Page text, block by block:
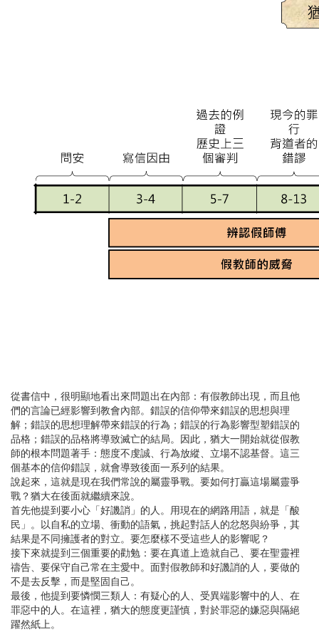
從書信中，很明顯地看出來問題出在內部：有假教師出現，而且他
們的言論已經影響到教會內部。錯誤的信仰帶來錯誤的思想與理
解；錯誤的思想理解帶來錯誤的行為；錯誤的行為影響型塑錯誤的
品格；錯誤的品格將導致滅亡的結局。因此，猶大一開始就從假教
師的根本問題著手：態度不虔誠、行為放縱、立場不認基督。這三
個基本的信仰錯誤，就會導致後面一系列的結果。
說起來，這就是現在我們常說的屬靈爭戰。要如何打贏這場屬靈爭
戰？猶大在後面就繼續來說。
首先他提到要小心「好譏誚」的人。用現在的網路用語，就是「酸
民」。以自私的立場、衝動的語氣，挑起對話人的忿怒與紛爭，其
結果是不同擁護者的對立。要怎麼樣不受這些人的影響呢？
接下來就提到三個重要的勸勉：要在真道上造就自己、要在聖靈裡
禱告、要保守自己常在主愛中。面對假教師和好譏誚的人，要做的
不是去反擊，而是堅固自己。
最後，他提到要憐憫三類人：有疑心的人、受異端影響中的人、在
罪惡中的人。在這裡，猶大的態度更謹慎，對於罪惡的嫌惡與隔絕
躍然紙上。